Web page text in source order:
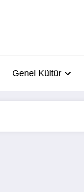
Genel Kültür